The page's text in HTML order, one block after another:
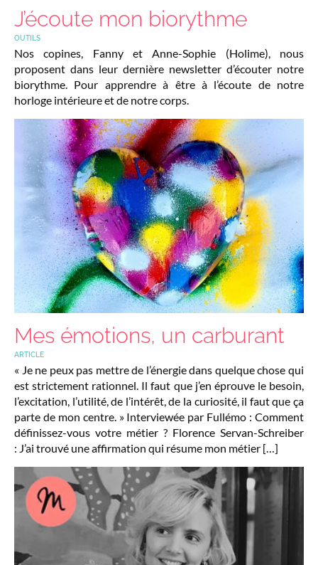
J’écoute mon biorythme
OUTILS
Nos copines, Fanny et Anne-Sophie (Holime), nous
proposent dans leur dernière newsletter d’écouter notre
biorythme. Pour apprendre à être à l’écoute de notre
horloge intérieure et de notre corps.
Mes émotions, un carburant
ARTICLE
« Je ne peux pas mettre de l’énergie dans quelque chose qui
est strictement rationnel. Il faut que j’en éprouve le besoin,
l’excitation, l’utilité, de l’intérêt, de la curiosité, il faut que ça
parte de mon centre. » Interviewée par Fullémo : Comment
définissez-vous votre métier ? Florence Servan-Schreiber
: J’ai trouvé une affirmation qui résume mon métier […]